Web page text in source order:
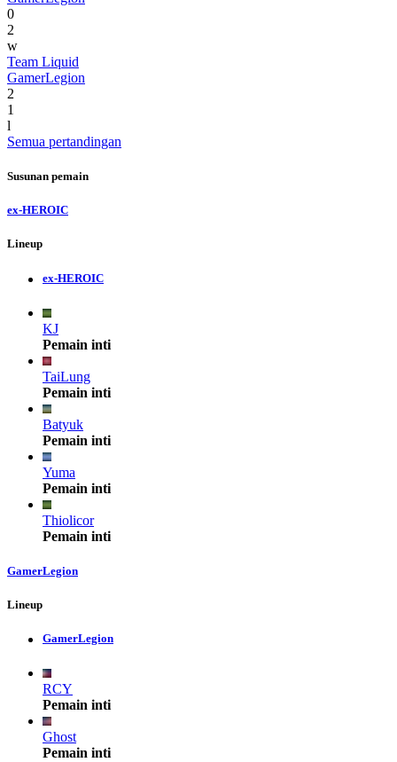
0
2
w
Team Liquid
GamerLegion
2
1
l
Semua pertandingan
Susunan pemain
ex-HEROIC
Lineup
ex-HEROIC
KJ
Pemain inti
TaiLung
Pemain inti
Batyuk
Pemain inti
Yuma
Pemain inti
Thiolicor
Pemain inti
GamerLegion
Lineup
GamerLegion
RCY
Pemain inti
Ghost
Pemain inti